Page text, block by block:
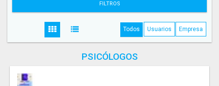
Servicios SEO
FILTROS
Todos Usuarios Empresa
PSICÓLOGOS